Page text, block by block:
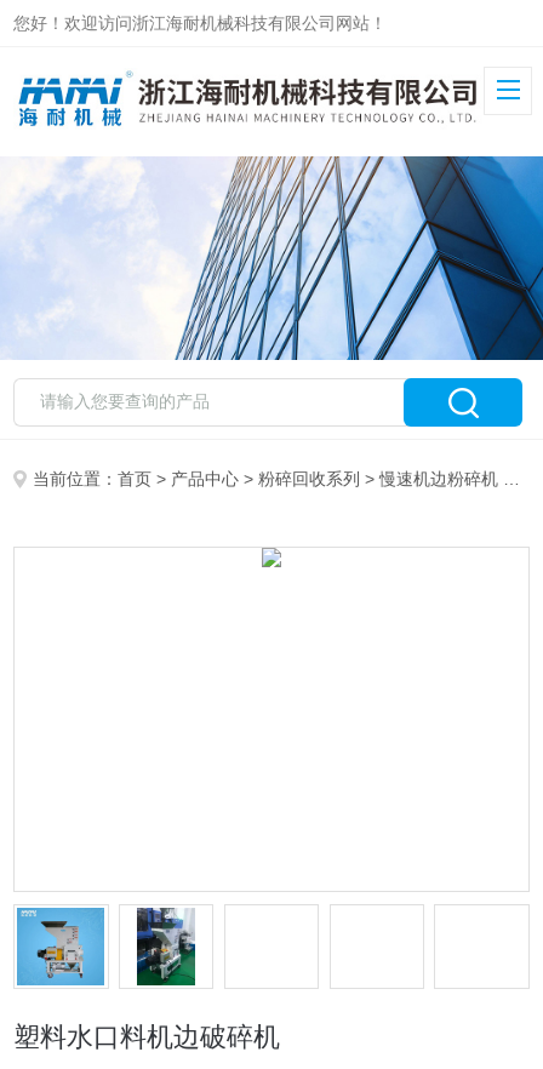
您好！欢迎访问浙江海耐机械科技有限公司网站！
当前位置：首页 > 产品中心 >粉碎回收系列 >慢速机边粉碎机
塑料水口料机边破碎机